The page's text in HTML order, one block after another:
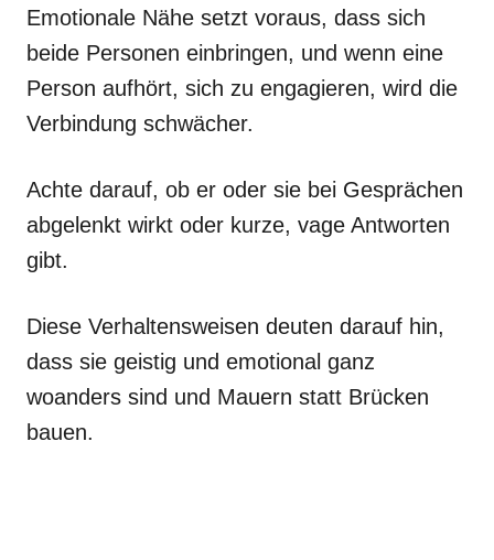
Emotionale Nähe setzt voraus, dass sich
beide Personen einbringen, und wenn eine
Person aufhört, sich zu engagieren, wird die
Verbindung schwächer.
Achte darauf, ob er oder sie bei Gesprächen
abgelenkt wirkt oder kurze, vage Antworten
gibt.
Diese Verhaltensweisen deuten darauf hin,
dass sie geistig und emotional ganz
woanders sind und Mauern statt Brücken
bauen.